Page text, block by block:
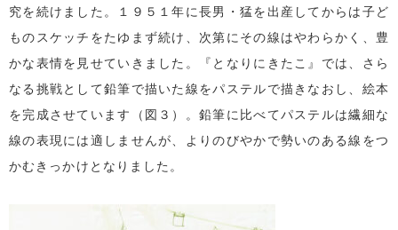
究を続けました。１９５１年に長男・猛を出産してからは子ど
ものスケッチをたゆまず続け、次第にその線はやわらかく、豊
かな表情を見せていきました。『となりにきたこ』では、さら
なる挑戦として鉛筆で描いた線をパステルで描きなおし、絵本
を完成させています（図３）。鉛筆に比べてパステルは繊細な
線の表現には適しませんが、よりのびやかで勢いのある線をつ
かむきっかけとなりました。